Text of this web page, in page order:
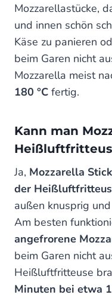
Mozzarellastücke,
und innen schön
Käse zu panieren
beim Garen nicht
Mozzarella meist
180 °C fertig.
Kann man
Ja, Mozzarella
der
außen knusprig
Am besten
angefrorene
beim Garen nicht
Heißluftfritteuse
Minuten bei etwa